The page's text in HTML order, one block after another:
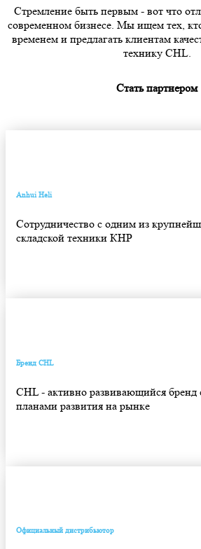
Стремление быть первым - вот что
современном бизнесе. Мы ищем тех,
временем и предлагать клиентам
технику CHL.
Стать партнером
Anhui Heli
Сотрудничество с одним из
складской техники КНР
Бренд CHL
CHL - активно развивающийся бренд
планами развития на рынке
Официальный дистрибьютор